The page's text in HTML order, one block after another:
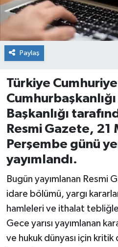
Paylaş
Türkiye
Başkanlığı
Resmi Gazete, 21
Perşembe günü
yayımlandı.
Bugün yayımlanan Resmi
idare bölümü, yargı
hamleleri ve ithalat
Gece yarısı yayımlanan
ve hukuk dünyası için
EKONOMİ
Erdek
Gömeç
Gönen
Havran
İvrindi
KENT GÜNDEMİ
Kepsut
KÜLTÜR-SANAT
MAGAZİN